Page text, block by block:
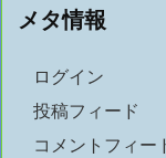
メタ情報
ログイン
投稿フィード
コメントフィー